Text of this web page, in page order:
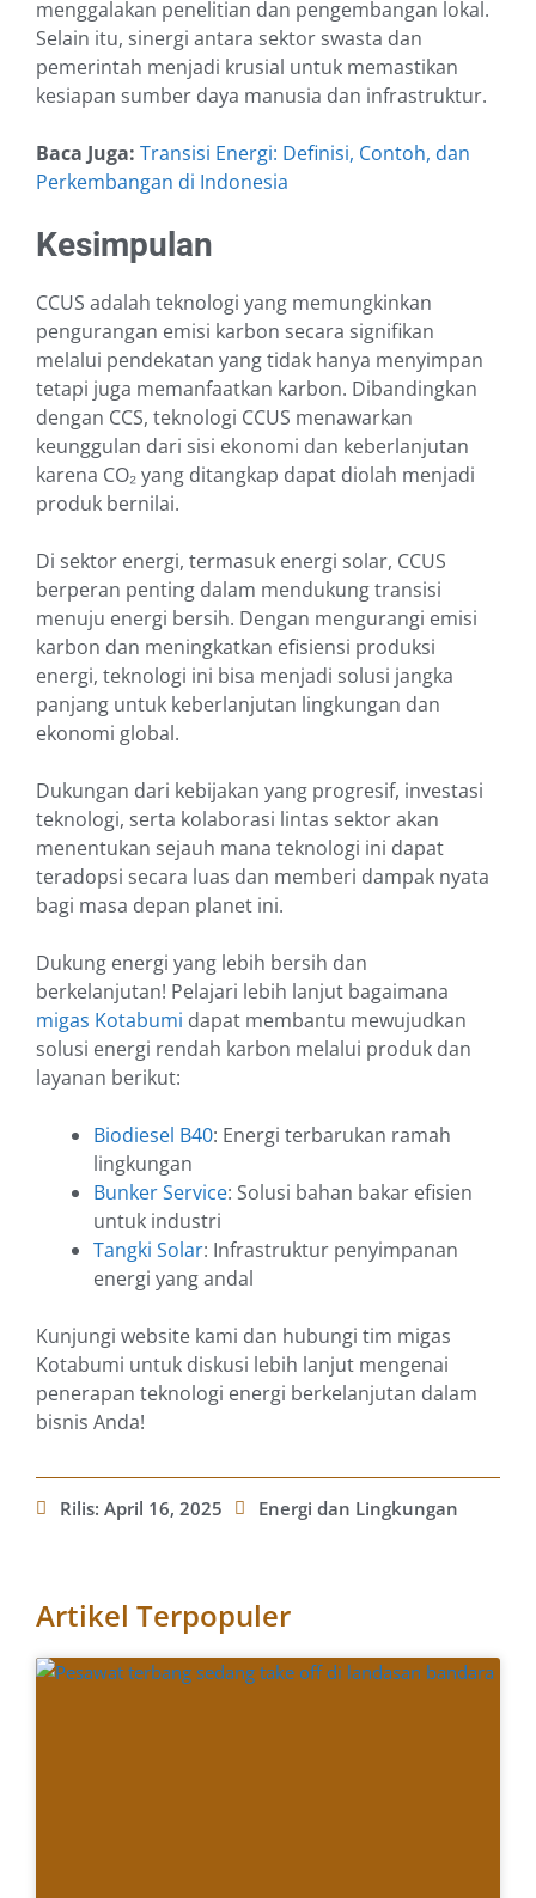
menggalakan penelitian dan pengembangan lokal.
Selain itu, sinergi antara sektor swasta dan
pemerintah menjadi krusial untuk memastikan
kesiapan sumber daya manusia dan infrastruktur.
Baca Juga: Transisi Energi: Definisi, Contoh, dan
Perkembangan di Indonesia
Kesimpulan
CCUS adalah teknologi yang memungkinkan
pengurangan emisi karbon secara signifikan
melalui pendekatan yang tidak hanya menyimpan
tetapi juga memanfaatkan karbon. Dibandingkan
dengan CCS, teknologi CCUS menawarkan
keunggulan dari sisi ekonomi dan keberlanjutan
karena CO₂ yang ditangkap dapat diolah menjadi
produk bernilai.
Di sektor energi, termasuk energi solar, CCUS
berperan penting dalam mendukung transisi
menuju energi bersih. Dengan mengurangi emisi
karbon dan meningkatkan efisiensi produksi
energi, teknologi ini bisa menjadi solusi jangka
panjang untuk keberlanjutan lingkungan dan
ekonomi global.
Dukungan dari kebijakan yang progresif, investasi
teknologi, serta kolaborasi lintas sektor akan
menentukan sejauh mana teknologi ini dapat
teradopsi secara luas dan memberi dampak nyata
bagi masa depan planet ini.
Dukung energi yang lebih bersih dan
berkelanjutan! Pelajari lebih lanjut bagaimana
migas Kotabumi dapat membantu mewujudkan
solusi energi rendah karbon melalui produk dan
layanan berikut:
Biodiesel B40: Energi terbarukan ramah
lingkungan
Bunker Service: Solusi bahan bakar efisien
untuk industri
Tangki Solar: Infrastruktur penyimpanan
energi yang andal
Kunjungi website kami dan hubungi tim migas
Kotabumi untuk diskusi lebih lanjut mengenai
penerapan teknologi energi berkelanjutan dalam
bisnis Anda!
Rilis: April 16, 2025 Energi dan Lingkungan
Artikel Terpopuler